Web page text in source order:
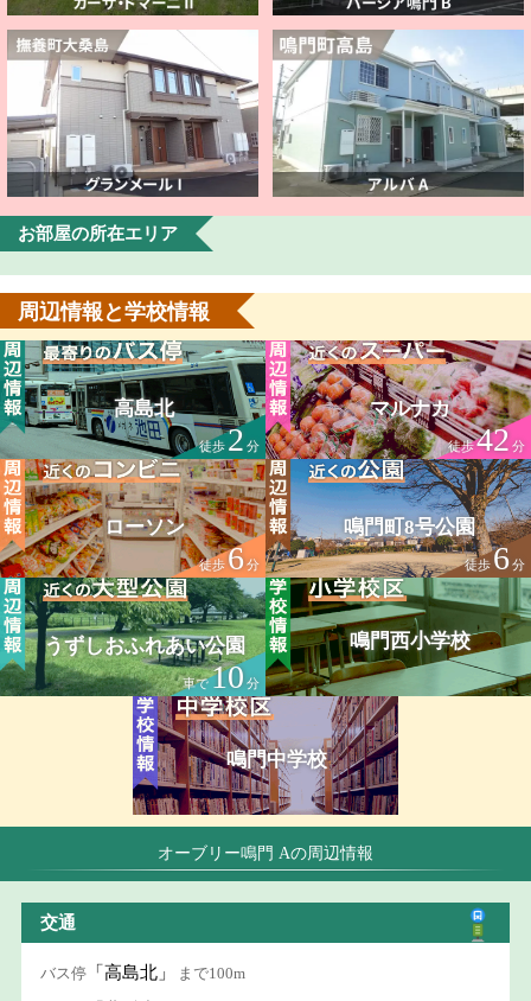
お部屋の所在エリア
周辺情報と学校情報
高島北
徒歩2 分
マルナカ
徒歩42分
ローソン
徒歩6分
鳴門町8号公園
徒歩6分
うずしおふれあい公園
車で10分
鳴門西小学校
鳴門中学校
オーブリー鳴門 Aの周辺情報
交通
バス停 「高島北」 まで100m